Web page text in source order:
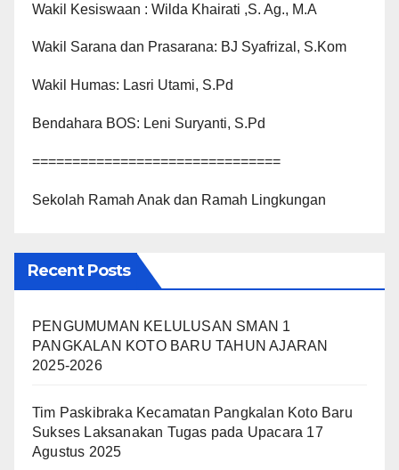
Wakil Kesiswaan : Wilda Khairati ,S. Ag., M.A
Wakil Sarana dan Prasarana: BJ Syafrizal, S.Kom
Wakil Humas: Lasri Utami, S.Pd
Bendahara BOS: Leni Suryanti, S.Pd
===============================
Sekolah Ramah Anak dan Ramah Lingkungan
Recent Posts
PENGUMUMAN KELULUSAN SMAN 1
PANGKALAN KOTO BARU TAHUN AJARAN
2025-2026
Tim Paskibraka Kecamatan Pangkalan Koto Baru
Sukses Laksanakan Tugas pada Upacara 17
Agustus 2025